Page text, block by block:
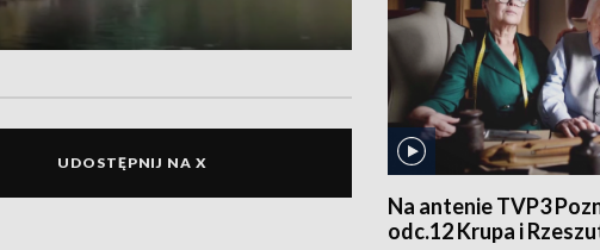
UDOSTĘPNIJ NA X
Na antenie TVP3
odc.12 Krupa i